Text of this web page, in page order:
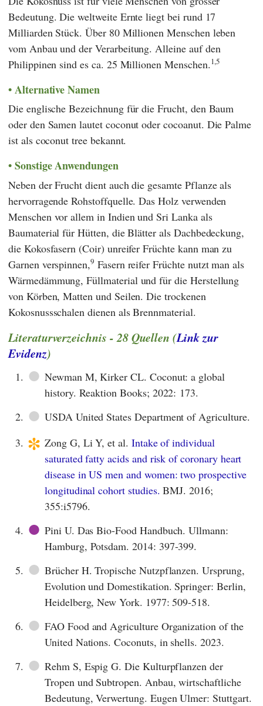
Bedeutung. Die weltweite Ernte liegt bei rund 17
Milliarden Stück. Über 80 Millionen Menschen leben
vom Anbau und der Verarbeitung. Alleine auf den
Philippinen sind es ca. 25 Millionen Menschen.1,5
Alternative Namen
Die englische Bezeichnung für die Frucht, den Baum
oder den Samen lautet coconut oder cocoanut. Die Palme
ist als coconut tree bekannt.
Sonstige Anwendungen
Neben der Frucht dient auch die gesamte Pflanze als
hervorragende Rohstoffquelle. Das Holz verwenden
Menschen vor allem in Indien und Sri Lanka als
Baumaterial für Hütten, die Blätter als Dachbedeckung,
die Kokosfasern (Coir) unreifer Früchte kann man zu
Garnen verspinnen,9 Fasern reifer Früchte nutzt man als
Wärmedämmung, Füllmaterial und für die Herstellung
von Körben, Matten und Seilen. Die trockenen
Kokosnussschalen dienen als Brennmaterial.
Literaturverzeichnis - 28 Quellen (Link zur
Evidenz)
1. ● Newman M, Kirker CL. Coconut: a global
history. Reaktion Books; 2022: 173.
2. ● USDA United States Department of Agriculture.
3. * Zong G, Li Y, et al. Intake of individual
saturated fatty acids and risk of coronary heart
disease in US men and women: two prospective
longitudinal cohort studies. BMJ. 2016;
355:i5796.
4. ● Pini U. Das Bio-Food Handbuch. Ullmann:
Hamburg, Potsdam. 2014: 397-399.
5. ● Brücher H. Tropische Nutzpflanzen. Ursprung,
Evolution und Domestikation. Springer: Berlin,
Heidelberg, New York. 1977: 509-518.
6. ● FAO Food and Agriculture Organization of the
United Nations. Coconuts, in shells. 2023.
7. ● Rehm S, Espig G. Die Kulturpflanzen der
Tropen und Subtropen. Anbau, wirtschaftliche
Bedeutung, Verwertung. Eugen Ulmer: Stuttgart.